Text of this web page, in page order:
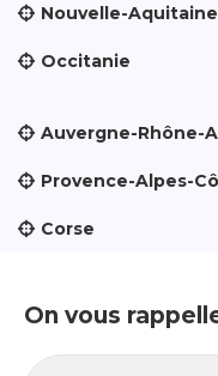
Nouvelle-Aquitaine
Occitanie
Auvergne-Rhône-
Provence-Alpes-
Corse
On vous